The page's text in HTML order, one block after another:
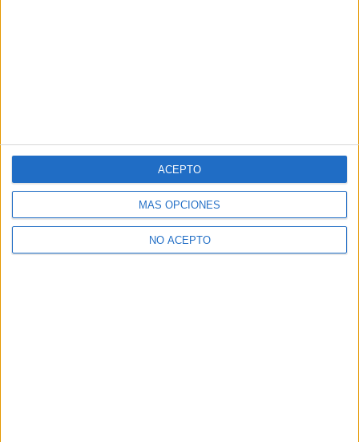
MÁS OPCIONES
NO ACEPTO
ACEPTO